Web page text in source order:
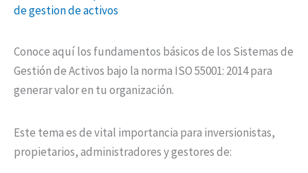
de gestion de activos
Conoce aquí los fundamentos básicos de los Sistemas de
Gestión de Activos bajo la norma ISO 55001: 2014 para
generar valor en tu organización.
Este tema es de vital importancia para inversionistas,
propietarios, administradores y gestores de: